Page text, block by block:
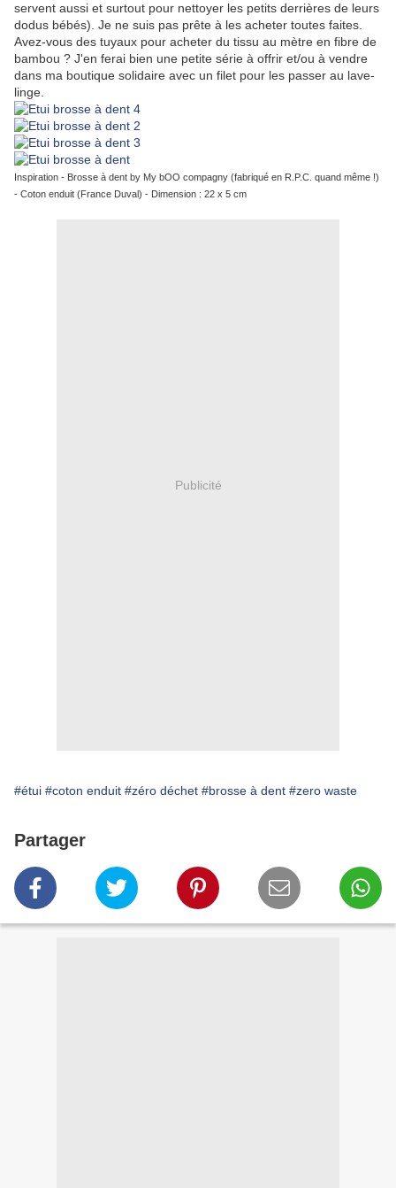
servent aussi et surtout pour nettoyer les petits derrières de leurs
dodus bébés). Je ne suis pas prête à les acheter toutes faites.
Avez-vous des tuyaux pour acheter du tissu au mètre en fibre de
bambou ? J'en ferai bien une petite série à offrir et/ou à vendre
dans ma boutique solidaire avec un filet pour les passer au lave-
linge.
Inspiration - Brosse à dent by My bOO compagny (fabriqué en R.P.C. quand même !)
- Coton enduit (France Duval) - Dimension : 22 x 5 cm
Publicité
#étui #coton enduit #zéro déchet #brosse à dent #zero waste
Partager